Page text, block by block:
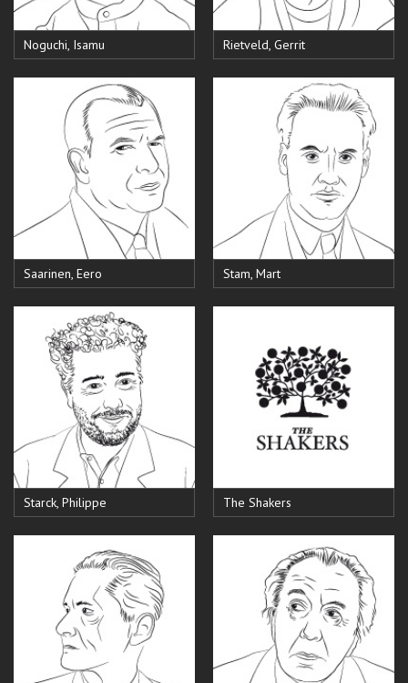
Noguchi, Isamu Rietveld, Gerrit
Saarinen, Eero Stam, Mart
Starck, Philippe The Shakers